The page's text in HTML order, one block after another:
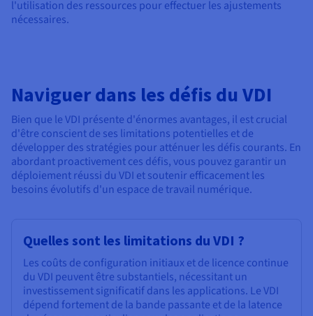
l'utilisation des ressources pour effectuer les ajustements
nécessaires.
Naviguer dans les défis du VDI
Bien que le VDI présente d'énormes avantages, il est crucial
d'être conscient de ses limitations potentielles et de
développer des stratégies pour atténuer les défis courants. En
abordant proactivement ces défis, vous pouvez garantir un
déploiement réussi du VDI et soutenir efficacement les
besoins évolutifs d'un espace de travail numérique.
Quelles sont les limitations du VDI ?
Les coûts de configuration initiaux et de licence continue
du VDI peuvent être substantiels, nécessitant un
investissement significatif dans les applications. Le VDI
dépend fortement de la bande passante et de la latence